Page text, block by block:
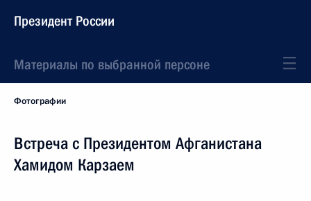
Президент России
Материалы по выбранной персоне
Фотографии
Встреча с Президентом Афганистана
Хамидом Карзаем